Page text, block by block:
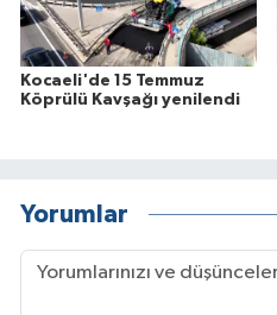
Kocaeli'de 15 Temmuz
Köprülü Kavşağı yenilendi
Yorumlar